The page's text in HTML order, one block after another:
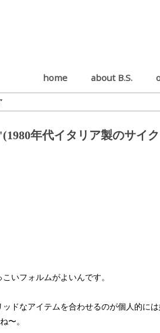
home about B.S.
年代イタリア製のサイ
いフォルムがよいんです。
ドなアイテムを合わせるのが個人的に
〜。